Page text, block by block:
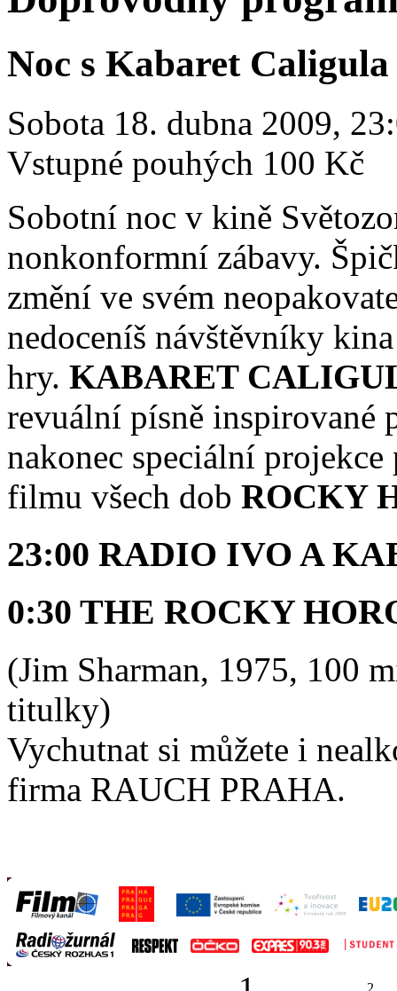
Noc s Kabaret Caligula
Sobota 18. dubna 2009,
Vstupné pouhých 100 Kč
Sobotní noc v kině
nonkonformní zábavy.
změní ve svém
nedoceníš návštěvníky
hry. KABARET
revuální písně
nakonec speciální
filmu všech dob ROCKY
23:00 RADIO IVO A
0:30 THE ROCKY
(Jim Sharman, 1975, 100
titulky)
Vychutnat si můžete i
firma RAUCH PRAHA.
2